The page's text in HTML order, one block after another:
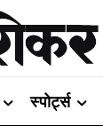
स्पोर्ट्स